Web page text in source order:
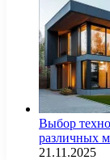
Выбор
различных
21.11.2025